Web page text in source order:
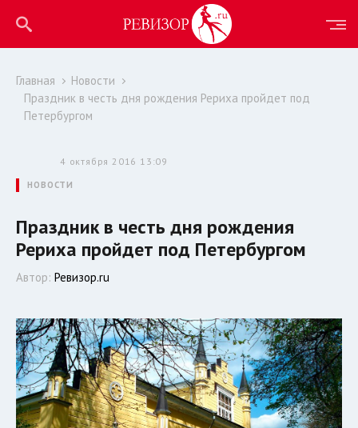
Главная
Новости
Праздник в честь дня рождения Рериха пройдет под
Петербургом
4 октября 2016 13:09
НОВОСТИ
Праздник в честь дня рождения
Рериха пройдет под Петербургом
Автор: Ревизор.ru